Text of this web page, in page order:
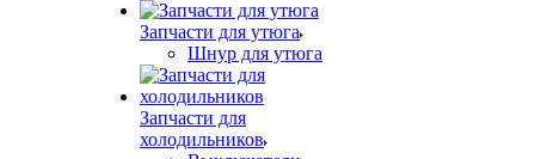
Запчасти для утюга
Шнур для утюга
Запчасти для
холодильников